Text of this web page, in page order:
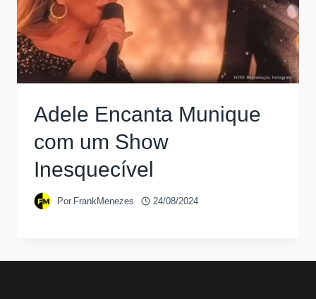
Adele Encanta Munique
com um Show
Inesquecível
Por FrankMenezes 24/08/2024